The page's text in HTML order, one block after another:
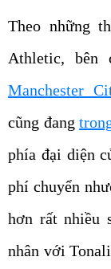
Theo những
Athletic, bên
Manchester
cũng đang
phía đại diện
phí chuyển
hơn rất nhiều
nhân với